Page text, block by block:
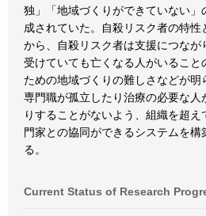
独」「地域づくりができていない
成されていた。自殺リスク者の特
から、自殺リスク者は支援につなが
受けていても亡くなる人がいること
ための地域づくりの難しさなどが
専門職が孤立したり治療の必要な人
りすることがないよう、組織を超
門家との協同ができるシステムを
る。
Current Status of Research